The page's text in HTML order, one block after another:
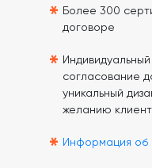
* Более 300
договоре
* согласование
уникальный
желанию
* Информация об